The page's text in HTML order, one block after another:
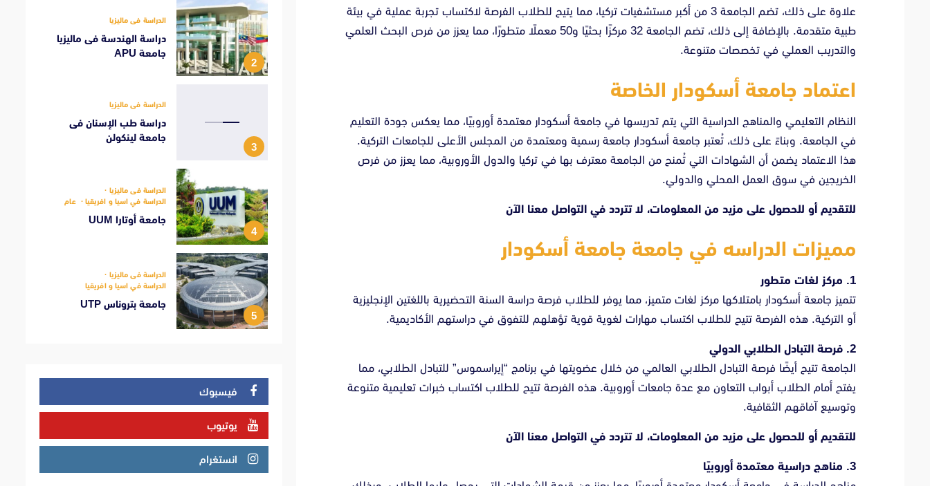
علاوة على ذلك، تضم الجامعة 3 من أكبر مستشفيات تركيا، مما يتيح للطلاب الفرصة لاكتساب تجربة عملية في بيئة
طبية متقدمة. بالإضافة إلى ذلك، تضم الجامعة 32 مركزًا بحثيًا و50 معملًا متطورًا، مما يعزز من فرص البحث العلمي
والتدريب العملي في تخصصات متنوعة.
اعتماد جامعة أسكودار الخاصة
النظام التعليمي والمناهج الدراسية التي يتم تدريسها في جامعة أسكودار معتمدة أوروبيًا، مما يعكس جودة التعليم
في الجامعة. وبناءً على ذلك، تُعتبر جامعة أسكودار جامعة رسمية ومعتمدة من المجلس الأعلى للجامعات التركية.
هذا الاعتماد يضمن أن الشهادات التي تُمنح من الجامعة معترف بها في تركيا والدول الأوروبية، مما يعزز من فرص
الخريجين في سوق العمل المحلي والدولي.
للتقديم أو للحصول على مزيد من المعلومات، لا تتردد في التواصل معنا الآن
مميزات الدراسه في جامعة جامعة أسكودار
1. مركز لغات متطور
تتميز جامعة أسكودار بامتلاكها مركز لغات متميز، مما يوفر للطلاب فرصة دراسة السنة التحضيرية باللغتين الإنجليزية
أو التركية. هذه الفرصة تتيح للطلاب اكتساب مهارات لغوية قوية تؤهلهم للتفوق في دراستهم الأكاديمية.
2. فرصة التبادل الطلابي الدولي
الجامعة تتيح أيضًا فرصة التبادل الطلابي العالمي من خلال عضويتها في برنامج “إيراسموس” للتبادل الطلابي، مما
يفتح أمام الطلاب أبواب التعاون مع عدة جامعات أوروبية. هذه الفرصة تتيح للطلاب اكتساب خبرات تعليمية متنوعة
وتوسيع آفاقهم الثقافية.
للتقديم أو للحصول على مزيد من المعلومات، لا تتردد في التواصل معنا الآن
3. مناهج دراسية معتمدة أوروبيًا
2
الدراسة فى ماليزيا
دراسة الهندسة فى ماليزيا
جامعة APU
3
الدراسة فى ماليزيا
دراسة طب الإسنان فى
جامعة لينكولن
4
الدراسة فى ماليزيا
الدراسة في اسيا و افريقيا
عام
جامعة أوتارا UUM
5
الدراسة فى ماليزيا
الدراسة في اسيا و افريقيا
جامعة بتروناس UTP
فيسبوك
يوتيوب
انستغرام